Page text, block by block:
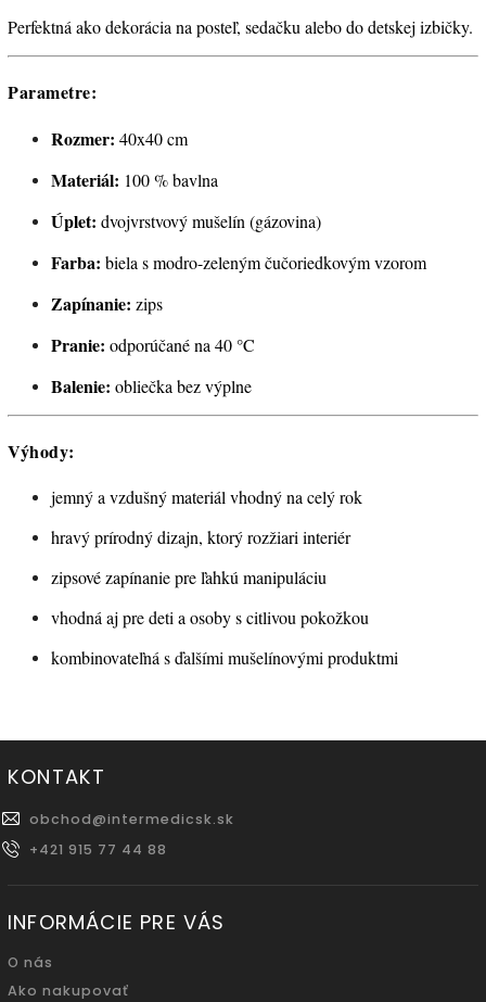
Perfektná ako dekorácia na posteľ, sedačku alebo do detskej izbičky.
Parametre:
Rozmer: 40x40 cm
Materiál: 100 % bavlna
Úplet: dvojvrstvový mušelín (gázovina)
Farba: biela s modro-zeleným čučoriedkovým vzorom
Zapínanie: zips
Pranie: odporúčané na 40 °C
Balenie: obliečka bez výplne
Výhody:
jemný a vzdušný materiál vhodný na celý rok
hravý prírodný dizajn, ktorý rozžiari interiér
zipsové zapínanie pre ľahkú manipuláciu
vhodná aj pre deti a osoby s citlivou pokožkou
kombinovateľná s ďalšími mušelínovými produktmi
KONTAKT
obchod@intermedicsk.sk
+421 915 77 44 88
INFORMÁCIE PRE VÁS
O nás
Ako nakupovať